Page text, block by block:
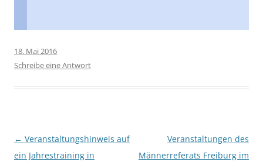
18. Mai 2016
Schreibe eine Antwort
Beitragsnavigation
← Veranstaltungshinweis auf
ein Jahrestraining in
Veranstaltungen des
Männerreferats Freiburg im